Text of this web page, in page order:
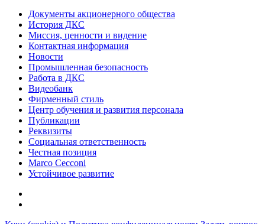
Документы акционерного общества
История ДКС
Миссия, ценности и видение
Контактная информация
Новости
Промышленная безопасность
Работа в ДКС
Видеобанк
Фирменный стиль
Центр обучения и развития персонала
Публикации
Реквизиты
Социальная ответственность
Честная позиция
Marco Cecconi
Устойчивое развитие